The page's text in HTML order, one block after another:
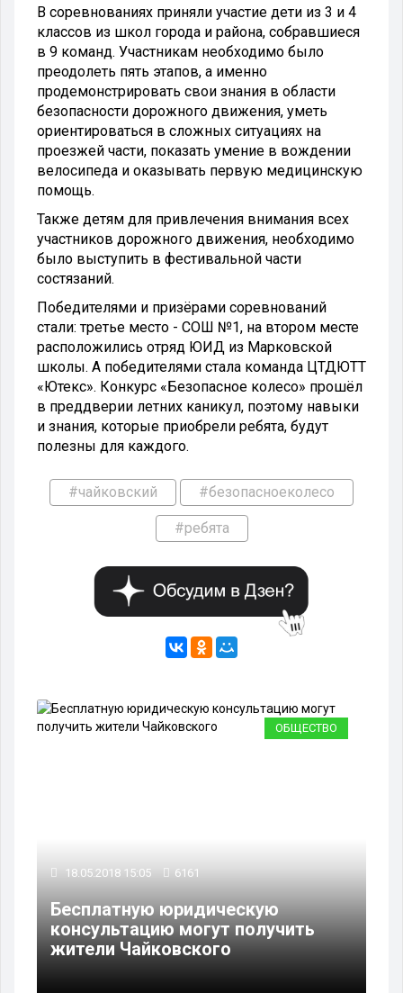
В соревнованиях приняли участие дети из 3 и 4
классов из школ города и района, собравшиеся
в 9 команд. Участникам необходимо было
преодолеть пять этапов, а именно
продемонстрировать свои знания в области
безопасности дорожного движения, уметь
ориентироваться в сложных ситуациях на
проезжей части, показать умение в вождении
велосипеда и оказывать первую медицинскую
помощь.
Также детям для привлечения внимания всех
участников дорожного движения, необходимо
было выступить в фестивальной части
состязаний.
Победителями и призёрами соревнований
стали: третье место - СОШ №1, на втором месте
расположились отряд ЮИД из Марковской
школы. А победителями стала команда ЦТДЮТТ
«Ютекс». Конкурс «Безопасное колесо» прошёл
в преддверии летних каникул, поэтому навыки
и знания, которые приобрели ребята, будут
полезны для каждого.
#чайковский #безопасноеколесо
#ребята
ОБЩЕСТВО
18.05.2018 15:05 6161
Бесплатную юридическую
консультацию могут получить
жители Чайковского